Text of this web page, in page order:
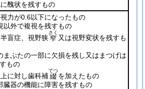
醜状を残すもの
力が0.6以下になったもの
外で複視を残すもの
盲症、視野狭 窄
さく
又は視野変状を残すも
ぶたの一部に欠損を残し又はまつげは
もの
に対し歯科補綴
てつ
を加えたもの
器の機能に障害を残すもの